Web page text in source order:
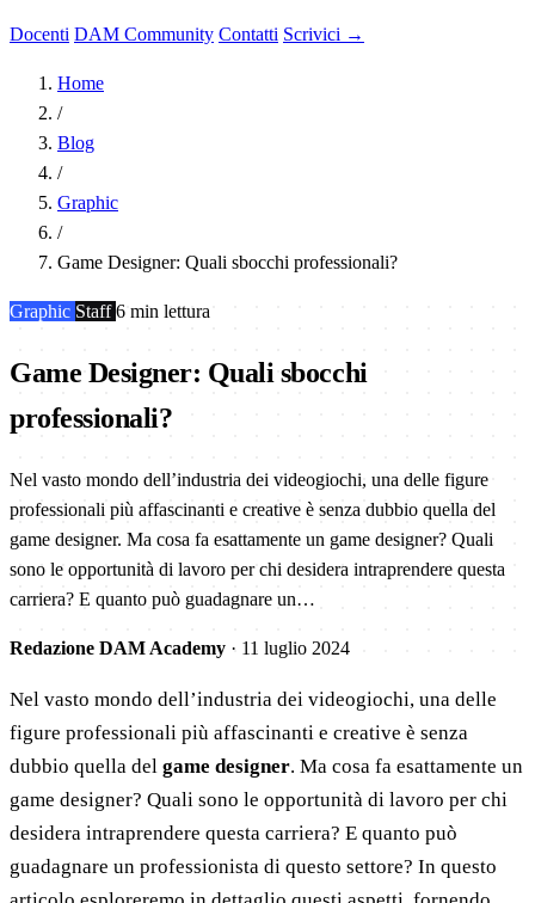
Docenti DAM Community Contatti Scrivici →
Home
/
Blog
/
Graphic
/
Game Designer: Quali sbocchi professionali?
Graphic Staff6 min lettura
Game Designer: Quali sbocchi
professionali?
Nel vasto mondo dell’industria dei videogiochi, una delle figure
professionali più affascinanti e creative è senza dubbio quella del
game designer. Ma cosa fa esattamente un game designer? Quali
sono le opportunità di lavoro per chi desidera intraprendere questa
carriera? E quanto può guadagnare un…
Redazione DAM Academy · 11 luglio 2024
Nel vasto mondo dell’industria dei videogiochi, una delle
figure professionali più affascinanti e creative è senza
dubbio quella del game designer. Ma cosa fa esattamente un
game designer? Quali sono le opportunità di lavoro per chi
desidera intraprendere questa carriera? E quanto può
guadagnare un professionista di questo settore? In questo